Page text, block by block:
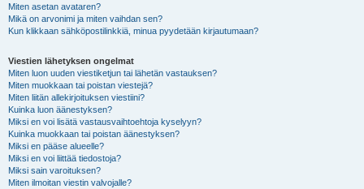
Miten asetan avataren?
Mikä on arvonimi ja miten vaihdan sen?
Kun klikkaan sähköpostilinkkiä, minua pyydetään kirjautumaan?
Viestien lähetyksen ongelmat
Miten luon uuden viestiketjun tai lähetän vastauksen?
Miten muokkaan tai poistan viestejä?
Miten liitän allekirjoituksen viestiini?
Kuinka luon äänestyksen?
Miksi en voi lisätä vastausvaihtoehtoja kyselyyn?
Kuinka muokkaan tai poistan äänestyksen?
Miksi en pääse alueelle?
Miksi en voi liittää tiedostoja?
Miksi sain varoituksen?
Miten ilmoitan viestin valvojalle?